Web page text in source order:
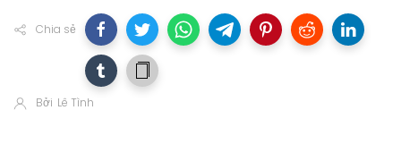
Chia sẻ
Bởi Lê Tình